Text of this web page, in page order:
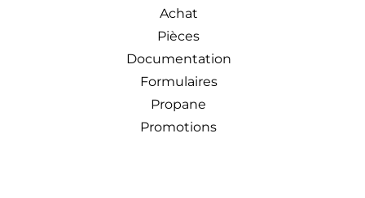
Achat
Pièces
Documentation
Formulaires
Propane
Promotions